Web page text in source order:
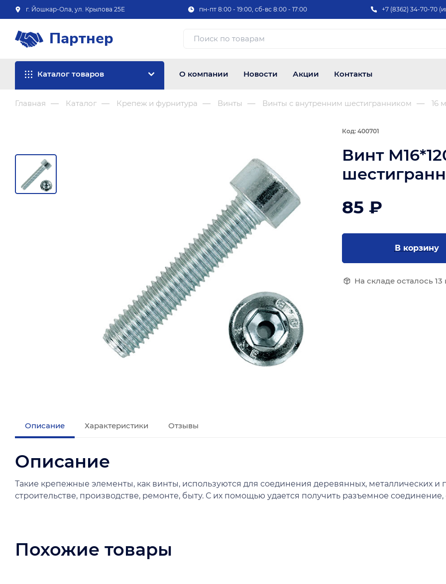
г. Йошкар-Ола, ул. Крылова 25Е пн-пт 8:00 - 19:00, сб-вс 8:00 - 17:00 +7 (8362) 34-70-70
Партнер
Каталог товаров О компании Новости Акции Контакты
Главная Каталог Крепеж и фурнитура Винты Винты с внутренним шестигранником 16
Код: 400701
Винт
85 ₽
В корзину
На складе осталось 13
Описание Характеристики Отзывы
Описание
Такие крепежные элементы, как винты, используются для соединения деревянных, металлических и
строительстве, производстве, ремонте, быту. С их помощью удается получить разъемное
Похожие товары